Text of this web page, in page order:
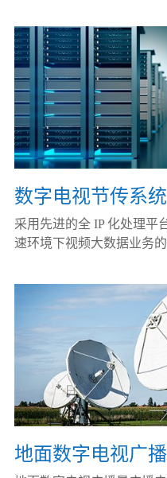
数字电视节传系统
采用先进的全 IP 化处理平
速环境下视频大数据业务
地面数字电视广